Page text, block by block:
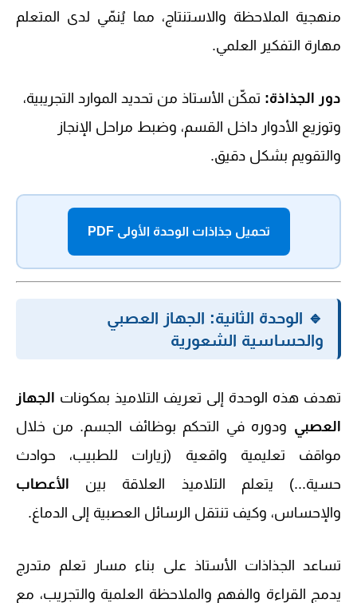
منهجية الملاحظة والاستنتاج، مما يُنمّي لدى المتعلم
مهارة التفكير العلمي.
دور الجذاذة: تمكّن الأستاذ من تحديد الموارد التجريبية،
وتوزيع الأدوار داخل القسم، وضبط مراحل الإنجاز
والتقويم بشكل دقيق.
تحميل جذاذات الوحدة الأولى PDF
🔹 الوحدة الثانية: الجهاز العصبي
والحساسية الشعورية
تهدف هذه الوحدة إلى تعريف التلاميذ بمكونات الجهاز
العصبي ودوره في التحكم بوظائف الجسم. من خلال
مواقف تعليمية واقعية (زيارات للطبيب، حوادث
حسية...) يتعلم التلاميذ العلاقة بين الأعصاب
والإحساس، وكيف تنتقل الرسائل العصبية إلى الدماغ.
تساعد الجذاذات الأستاذ على بناء مسار تعلم متدرج
يدمج القراءة والفهم والملاحظة العلمية والتجريب، مع